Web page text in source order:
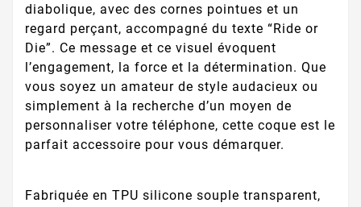
diabolique, avec des cornes pointues et un
regard perçant, accompagné du texte “Ride or
Die”. Ce message et ce visuel évoquent
l’engagement, la force et la détermination. Que
vous soyez un amateur de style audacieux ou
simplement à la recherche d’un moyen de
personnaliser votre téléphone, cette coque est le
parfait accessoire pour vous démarquer.
Fabriquée en TPU silicone souple transparent,